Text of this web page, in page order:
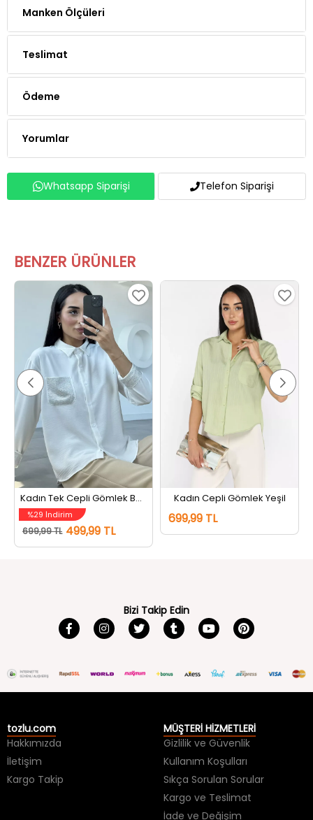
Manken Ölçüleri
Teslimat
Ödeme
Yorumlar
Whatsapp Siparişi Telefon Siparişi
BENZER ÜRÜNLER
Kadın Tek Cepli Gömlek Beyaz
%29 İndirim
699,99 TL 499,99 TL
Kadın Cepli Gömlek Yeşil
699,99 TL
Bizi Takip Edin
tozlu.com
Hakkımızda
İletişim
Kargo Takip
MÜŞTERİ HİZMETLERİ
Gizlilik ve Güvenlik
Kullanım Koşulları
Sıkça Sorulan Sorular
Kargo ve Teslimat
İade ve Değişim